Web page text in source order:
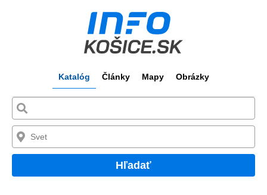
Katalóg Články Mapy Obrázky
Hľadať